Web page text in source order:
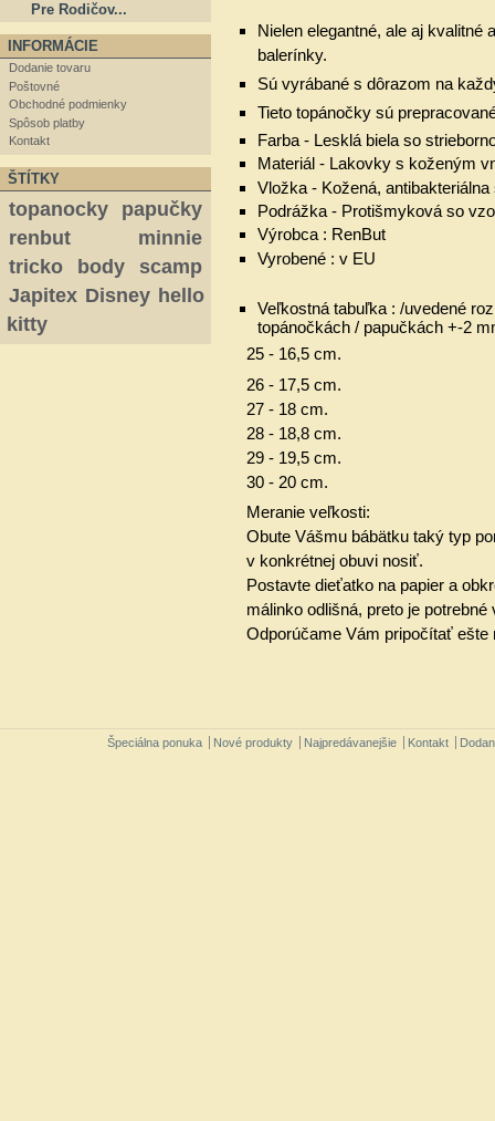
Pre Rodičov...
INFORMÁCIE
Dodanie tovaru
Poštovné
Obchodné podmienky
Spôsob platby
Kontakt
ŠTÍTKY
topanocky
papučky
renbut
minnie
tricko
body
scamp
Japitex Disney hello
kitty
Nielen elegantné, ale aj kvalitné
balerínky.
Sú vyrábané s dôrazom na
Tieto topánočky sú
Farba - Lesklá biela so
Materiál - Lakovky s koženým
Vložka - Kožená, antibakteriálna
Podrážka - Protišmyková so
Výrobca : RenBut
Vyrobené : v EU
Veľkostná tabuľka : /uvedené
topánočkách / papučkách +-2
25 - 16,5 cm.
26 - 17,5 cm.
27 - 18 cm.
28 - 18,8 cm.
29 - 19,5 cm.
30 - 20 cm.
Meranie veľkosti:
Obute Vášmu bábätku taký typ
v konkrétnej obuvi nosiť.
Postavte dieťatko na papier a
málinko odlišná, preto je
Odporúčame Vám pripočítať ešte
Špeciálna ponuka Nové produkty Najpredávanejšie Kontakt